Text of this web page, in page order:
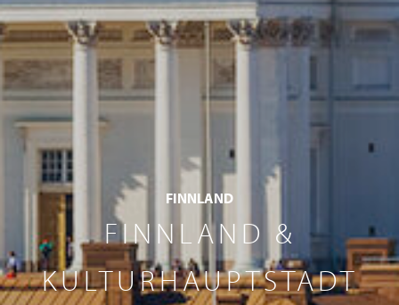
FINNLAND
FINNLAND &
KULTURHAUPTSTADT